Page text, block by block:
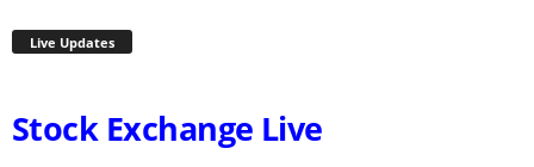
Live Updates
Stock Exchange Live